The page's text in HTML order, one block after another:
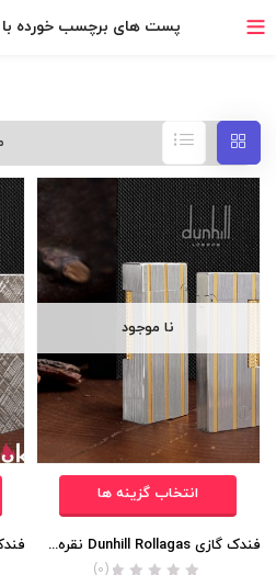
خرید قسطی با
پست های برچسب خورده با
نا موجود
انتخاب گزینه ها
فندک گازی Dunhill Rollagas نقره ای مات) اورجینال
(0)